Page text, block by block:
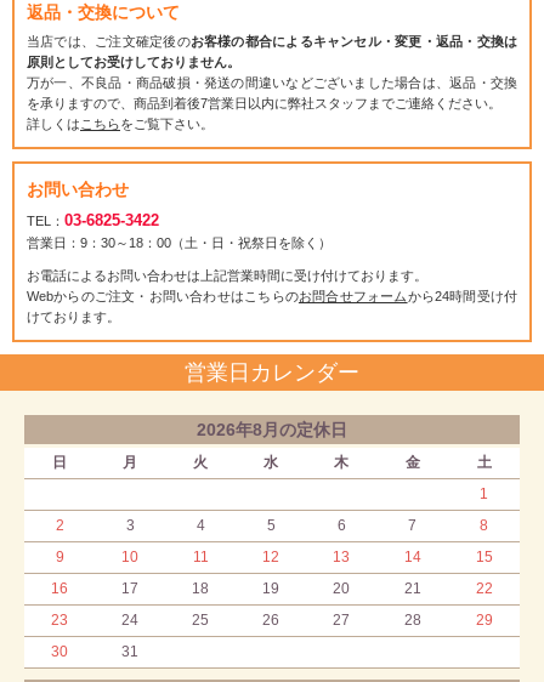
返品・交換について
当店では、ご注文確定後のお客様の都合によるキャンセル・変更・返品・交換は
原則としてお受けしておりません。
万が一、不良品・商品破損・発送の間違いなどございました場合は、返品・交換
を承りますので、商品到着後7営業日以内に弊社スタッフまでご連絡ください。
詳しくは こちらをご覧下さい。
お問い合わせ
TEL： 03-6825-3422
営業日：9：30～18：00（土・日・祝祭日を除く）
お電話によるお問い合わせは上記営業時間に受け付けております。
Webからのご注文・お問い合わせはこちらのお問合せフォームから24時間受け付
けております。
営業日カレンダー
2026年8月の定休日
日 月 火 水 木 金
土
1
2
3 4 5 6 7
8
9
10 11 12 13 14
15
16
17 18 19 20 21
22
23
24 25 26 27 28
29
30
31